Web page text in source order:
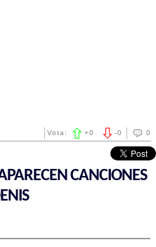
0
-0
Vota: +0
CANCIONES